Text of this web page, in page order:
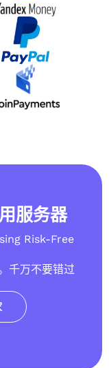
服务器
Risk-Free
千万不要错过